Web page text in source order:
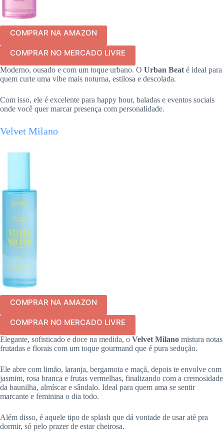
COMPRAR NA AMAZON
COMPRAR NO MERCADO LIVRE
Moderno, ousado e com um toque urbano. O Urban Beat é ideal para
quem curte uma vibe mais noturna, estilosa e descolada.
Com isso, ele é excelente para happy hour, baladas e eventos sociais
onde você quer marcar presença com personalidade.
Velvet Milano
COMPRAR NA AMAZON
COMPRAR NO MERCADO LIVRE
Elegante, sofisticado e doce na medida, o Velvet Milano mistura notas
frutadas e florais com um toque gourmand que é pura sedução.
Ele abre com limão, laranja, bergamota e maçã, depois te envolve com
jasmim, rosa branca e frutas vermelhas, finalizando com a cremosidade
da baunilha, almíscar e sândalo. Ideal para quem ama se sentir
marcante e feminina o dia todo.
Além disso, é aquele tipo de splash que dá vontade de usar até pra
dormir, só pelo prazer de estar cheirosa.